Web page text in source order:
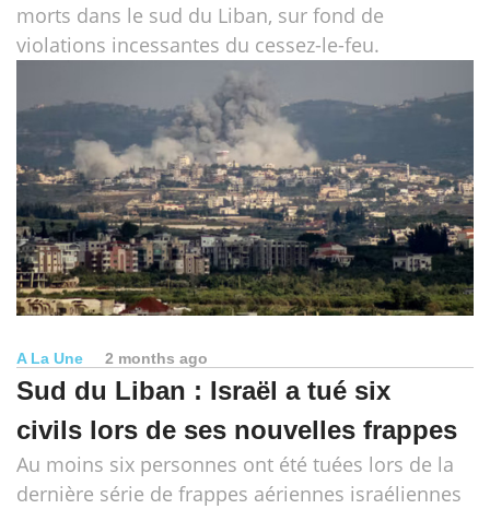
morts dans le sud du Liban, sur fond de
violations incessantes du cessez-le-feu.
A La Une 2 months ago
Sud du Liban : Israël a tué six
civils lors de ses nouvelles frappes
Au moins six personnes ont été tuées lors de la
dernière série de frappes aériennes israéliennes